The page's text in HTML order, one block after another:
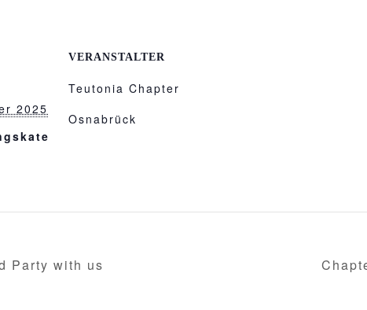
2025
VERANSTALTER
Teutonia Chapter
Osnabrück
Party with us